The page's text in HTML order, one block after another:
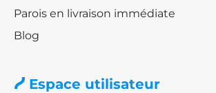
Parois en livraison immédiate
Blog
Espace utilisateur